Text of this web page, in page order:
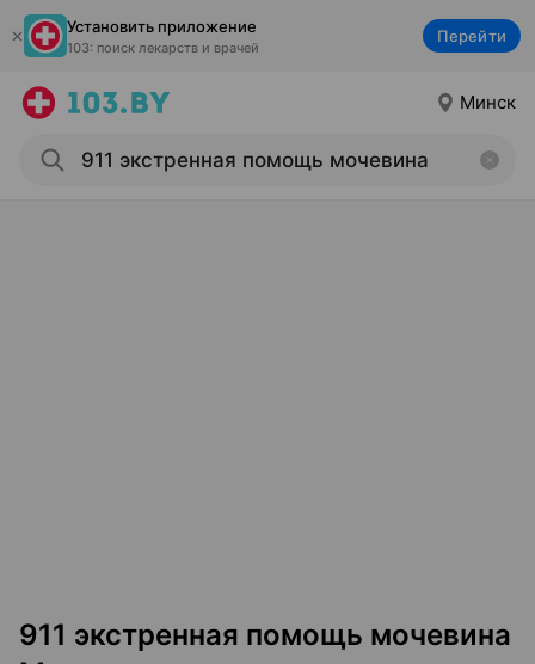
Установить приложение
103: поиск лекарств и врачей
Перейти
Минск
911 экстренная помощь мочевина